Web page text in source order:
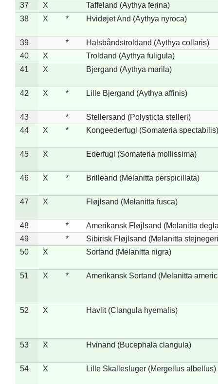
37 X
Taffeland (Aythya ferina)
38
X * Hvidøjet And (Aythya nyroca)
39 *
Halsbåndstroldand (Aythya collaris)
40
X
Troldand (Aythya fuligula)
41
X Bjergand (Aythya marila)
42 X * Lille Bjergand (Aythya affinis)
43 *
Stellersand (Polysticta stelleri)
44
X * Kongeederfugl (Somateria spectabilis)
45 X Ederfugl (Somateria mollissima)
46 X * Brilleand (Melanitta perspicillata)
47 X Fløjlsand (Melanitta fusca)
48 *
Amerikansk Fløjlsand (Melanitta
49
*
Sibirisk Fløjlsand (Melanitta
50
X Sortand (Melanitta nigra)
51 X * Amerikansk Sortand (Melanitta
52 X Havlit (Clangula hyemalis)
53 X Hvinand (Bucephala clangula)
54 X Lille Skallesluger (Mergellus albellus)